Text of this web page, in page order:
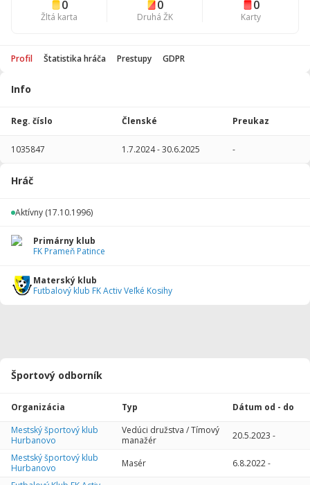
0
Žltá karta
0
Druhá ŽK
0
Karty
Profil Štatistika hráča Prestupy GDPR
Info
Reg. číslo Členské Preukaz
1035847 1.7.2024-30.6.2025 -
Hráč
Aktívny (17.10.1996)
Primárny klub
FK Prameň Patince
Materský klub
Futbalový klub FK Activ Veľké Kosihy
Športový odborník
Organizácia Typ
Dátum od - do
Mestský športový klub
Hurbanovo
Vedúci družstva / Tímový
manažér
20.5.2023 -
Mestský športový klub
Hurbanovo
Masér 6.8.2022-
Štatistika